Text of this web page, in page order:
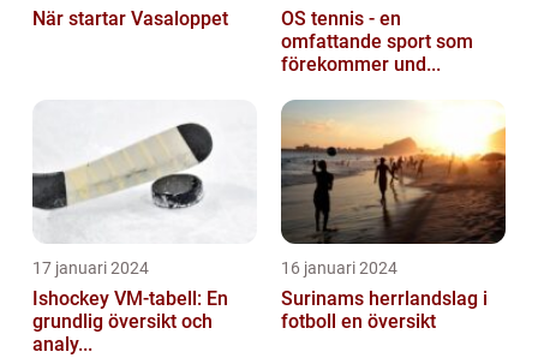
När startar Vasaloppet
OS tennis - en
omfattande sport som
förekommer und...
17 januari 2024
Ishockey VM-tabell: En
grundlig översikt och
analy...
16 januari 2024
Surinams herrlandslag i
fotboll en översikt